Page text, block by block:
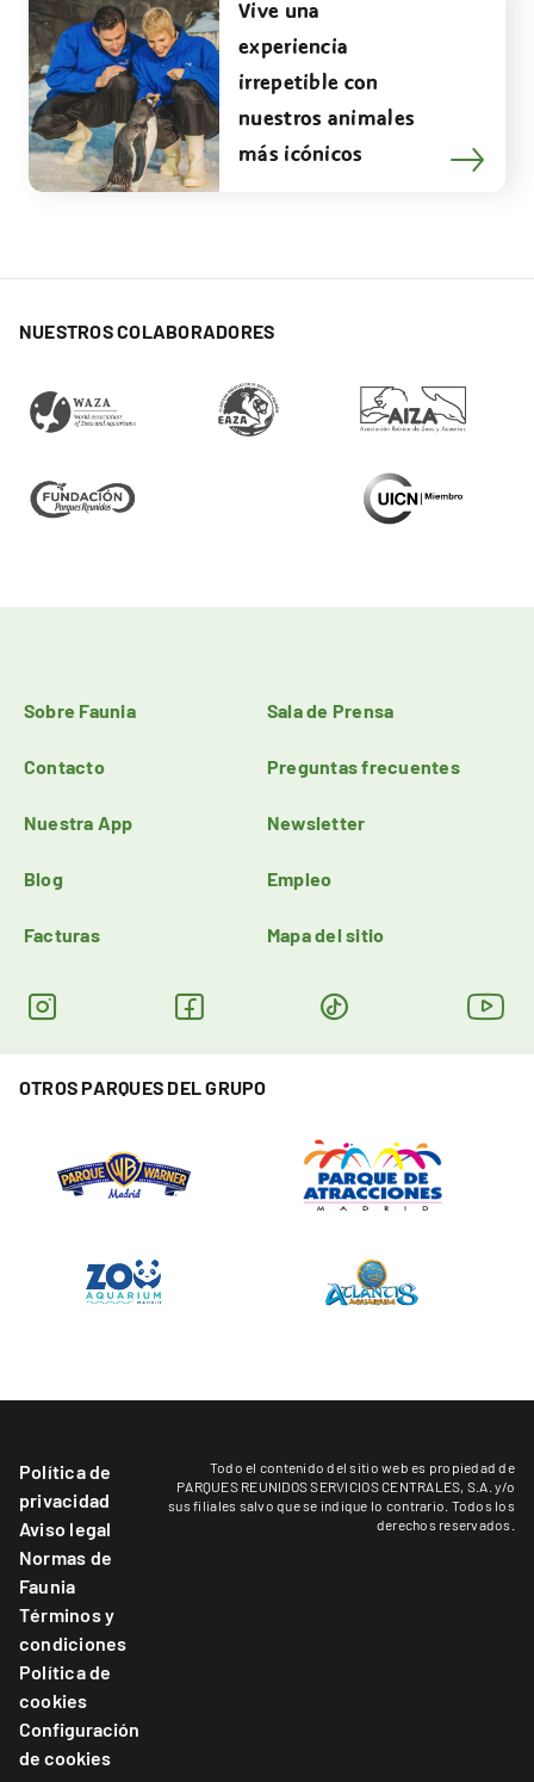
Vive una
experiencia
irrepetible con
nuestros animales
más icónicos
NUESTROS COLABORADORES
Sobre Faunia Sala de Prensa
Contacto Preguntas frecuentes
Nuestra App Newsletter
Blog Empleo
Facturas Mapa del sitio
OTROS PARQUES DEL GRUPO
Política de
privacidad
Aviso legal
Normas de
Faunia
Términos y
condiciones
Política de
cookies
Configuración
de cookies
Todo el contenido del sitio web es propiedad de
PARQUES REUNIDOS SERVICIOS CENTRALES, S.A. y/o
sus filiales salvo que se indique lo contrario. Todos los
derechos reservados.